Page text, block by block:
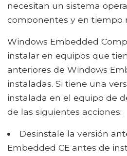
necesitan un sistema
componentes y en tiempo
Windows Embedded
instalar en equipos que
anteriores de Windows
instaladas. Si tiene una
instalada en el equipo de
de las siguientes acciones:
Desinstale la versión
Embedded CE antes de